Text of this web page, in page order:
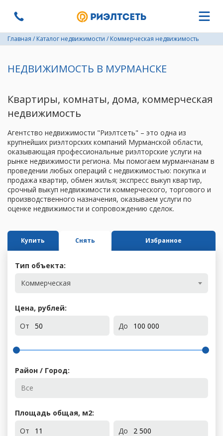
Главная / Каталог недвижимости / Коммерческая недвижимость
НЕДВИЖИМОСТЬ В МУРМАНСКЕ
Квартиры, комнаты, дома, коммерческая
недвижимость
Агентство недвижимости "Риэлтсеть" – это одна из
крупнейших риэлторских компаний Мурманской области,
оказывающая профессиональные риэлторские услуги на
рынке недвижимости региона. Мы помогаем мурманчанам в
проведении любых операций с недвижимостью: покупка и
продажа квартир, обмен жилья; экспресс выкуп квартир,
срочный выкуп недвижимости коммерческого, торгового и
производственного назначения, оказываем услуги по
оценке недвижимости и сопровождению сделок.
Купить Снять Избранное
Тип объекта:
Коммерческая
Цена, рублей:
От
До
Район / Город:
Площадь общая, м2:
От
До